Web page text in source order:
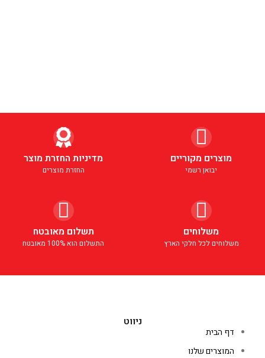
מוצרים מקוריים
יבואן רשמי
מדיניות החזרת מוצר
החזרת מוצרים
משלוחים
משלוחים לכל חלקי הארץ
תשלום מאובטח
התשלום הוא 100% מאובטח
ניווט
דף הבית
המוצרים שלנו